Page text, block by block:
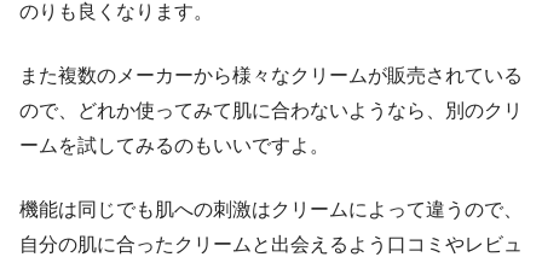
のりも良くなります。
また複数のメーカーから様々なクリームが販売されている
ので、どれか使ってみて肌に合わないようなら、別のクリ
ームを試してみるのもいいですよ。
機能は同じでも肌への刺激はクリームによって違うので、
自分の肌に合ったクリームと出会えるよう口コミやレビュ